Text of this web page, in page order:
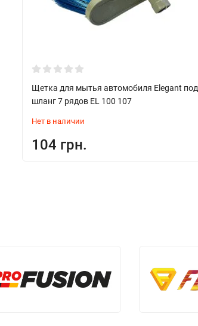
Щетка для мытья автомобиля Elegant под
шланг 7 рядов EL 100 107
Нет в наличии
104 грн.